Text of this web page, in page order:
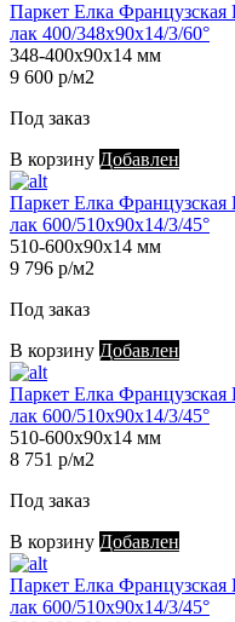
Паркет Елка
лак 400/348х90х14/3/60°
348-400х90х14 мм
9 600 р/м2
Под заказ
В корзину Добавлен
Паркет Елка
лак 600/510х90х14/3/45°
510-600х90х14 мм
9 796 р/м2
Под заказ
В корзину Добавлен
Паркет Елка
лак 600/510х90х14/3/45°
510-600х90х14 мм
8 751 р/м2
Под заказ
В корзину Добавлен
Паркет Елка
лак 600/510х90х14/3/45°